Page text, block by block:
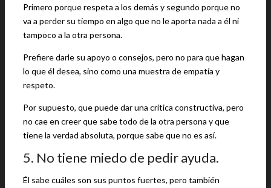
Primero porque respeta a los demás y segundo porque no
va a perder su tiempo en algo que no le aporta nada a él ni
tampoco a la otra persona.
Prefiere darle su apoyo o consejos, pero no para que hagan
lo que él desea, sino como una muestra de empatía y
respeto.
Por supuesto, que puede dar una crítica constructiva, pero
no cae en creer que sabe todo de la otra persona y que
tiene la verdad absoluta, porque sabe que no es así.
5. No tiene miedo de pedir ayuda.
Él sabe cuáles son sus puntos fuertes, pero también